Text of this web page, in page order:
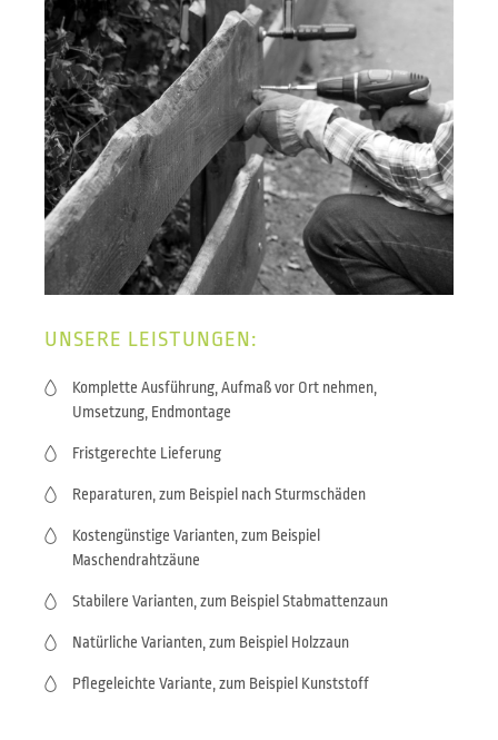
UNSERE LEISTUNGEN:
Komplette Ausführung, Aufmaß vor Ort nehmen,
Umsetzung, Endmontage
Fristgerechte Lieferung
Reparaturen, zum Beispiel nach Sturmschäden
Kostengünstige Varianten, zum Beispiel
Maschendrahtzäune
Stabilere Varianten, zum Beispiel Stabmattenzaun
Natürliche Varianten, zum Beispiel Holzzaun
Pflegeleichte Variante, zum Beispiel Kunststoff